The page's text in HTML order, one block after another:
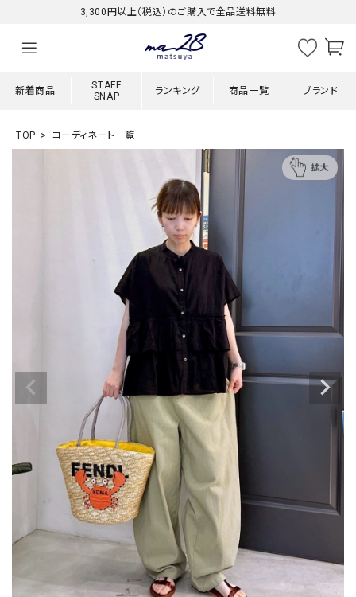
3,300円以上（税込）のご購入で全品送料無料
新着商品
STAFF
SNAP
ランキング 商品一覧 ブランド
TOP コーディネート一覧